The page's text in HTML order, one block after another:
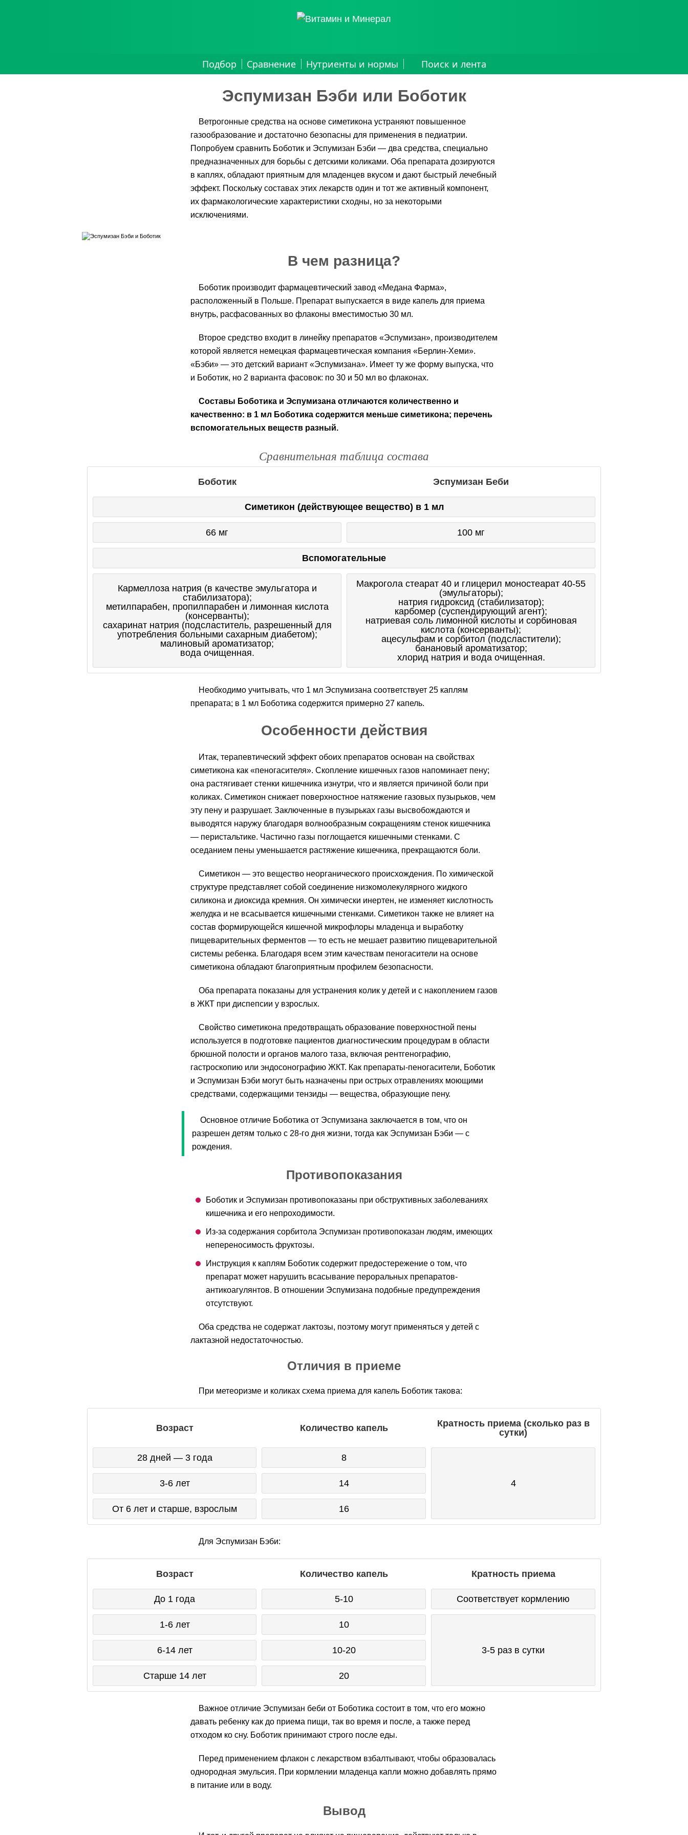
Подбор Сравнение Нутриенты и нормы Поиск и лента
Эспумизан Бэби или Боботик
Ветрогонные средства на основе симетикона устраняют повышенное
газообразование и достаточно безопасны для применения в педиатрии.
Попробуем сравнить Боботик и Эспумизан Бэби — два средства, специально
предназначенных для борьбы с детскими коликами. Оба препарата дозируются
в каплях, обладают приятным для младенцев вкусом и дают быстрый лечебный
эффект. Поскольку составах этих лекарств один и тот же активный компонент,
их фармакологические характеристики сходны, но за некоторыми
исключениями.
В чем разница?
Боботик производит фармацевтический завод «Медана Фарма»,
расположенный в Польше. Препарат выпускается в виде капель для приема
внутрь, расфасованных во флаконы вместимостью 30 мл.
Второе средство входит в линейку препаратов «Эспумизан», производителем
которой является немецкая фармацевтическая компания «Берлин-Хеми».
«Бэби» — это детский вариант «Эспумизана». Имеет ту же форму выпуска, что
и Боботик, но 2 варианта фасовок: по 30 и 50 мл во флаконах.
Составы Боботика и Эспумизана отличаются количественно и
качественно: в 1 мл Боботика содержится меньше симетикона; перечень
вспомогательных веществ разный.
Сравнительная таблица состава
Боботик Эспумизан Беби
Симетикон (действующее вещество) в 1 мл
66 мг 100 мг
Вспомогательные
Кармеллоза натрия (в качестве эмульгатора и
стабилизатора);
метилпарабен, пропилпарабен и лимонная кислота
(консерванты);
сахаринат натрия (подсластитель, разрешенный для
употребления больными сахарным диабетом);
малиновый ароматизатор;
вода очищенная.
Макрогола стеарат 40 и глицерил моностеарат 40-55
(эмульгаторы);
натрия гидроксид (стабилизатор);
карбомер (суспендирующий агент);
натриевая соль лимонной кислоты и сорбиновая
кислота (консерванты);
ацесульфам и сорбитол (подсластители);
банановый ароматизатор;
хлорид натрия и вода очищенная.
Необходимо учитывать, что 1 мл Эспумизана соответствует 25 каплям
препарата; в 1 мл Боботика содержится примерно 27 капель.
Особенности действия
Итак, терапевтический эффект обоих препаратов основан на свойствах
симетикона как «пеногасителя». Скопление кишечных газов напоминает пену;
она растягивает стенки кишечника изнутри, что и является причиной боли при
коликах. Симетикон снижает поверхностное натяжение газовых пузырьков, чем
эту пену и разрушает. Заключенные в пузырьках газы высвобождаются и
выводятся наружу благодаря волнообразным сокращениям стенок кишечника
— перистальтике. Частично газы поглощается кишечными стенками. С
оседанием пены уменьшается растяжение кишечника, прекращаются боли.
Симетикон — это вещество неорганического происхождения. По химической
структуре представляет собой соединение низкомолекулярного жидкого
силикона и диоксида кремния. Он химически инертен, не изменяет кислотность
желудка и не всасывается кишечными стенками. Симетикон также не влияет на
состав формирующейся кишечной микрофлоры младенца и выработку
пищеварительных ферментов — то есть не мешает развитию пищеварительной
системы ребенка. Благодаря всем этим качествам пеногасители на основе
симетикона обладают благоприятным профилем безопасности.
Оба препарата показаны для устранения колик у детей и с накоплением газов
в ЖКТ при диспепсии у взрослых.
Свойство симетикона предотвращать образование поверхностной пены
используется в подготовке пациентов диагностическим процедурам в области
брюшной полости и органов малого таза, включая рентгенографию,
гастроскопию или эндосонографию ЖКТ. Как препараты-пеногасители, Боботик
и Эспумизан Бэби могут быть назначены при острых отравлениях моющими
средствами, содержащими тензиды — вещества, образующие пену.
Основное отличие Боботика от Эспумизана заключается в том, что он
разрешен детям только с 28-го дня жизни, тогда как Эспумизан Бэби — с
рождения.
Противопоказания
Боботик и Эспумизан противопоказаны при обструктивных заболеваниях
кишечника и его непроходимости.
Из-за содержания сорбитола Эспумизан противопоказан людям, имеющих
непереносимость фруктозы.
Инструкция к каплям Боботик содержит предостережение о том, что
препарат может нарушить всасывание пероральных препаратов-
антикоагулянтов. В отношении Эспумизана подобные предупреждения
отсутствуют.
Оба средства не содержат лактозы, поэтому могут применяться у детей с
лактазной недостаточностью.
Отличия в приеме
При метеоризме и коликах схема приема для капель Боботик такова:
Возраст Количество капель
Кратность приема (сколько раз в
сутки)
28 дней — 3 года 8
4
3-6 лет 14
От 6 лет и старше, взрослым 16
Для Эспумизан Бэби:
Возраст Количество капель Кратность приема
До 1 года 5-10 Соответствует кормлению
1-6 лет 10
3-5 раз в сутки
6-14 лет 10-20
Старше 14 лет 20
Важное отличие Эспумизан беби от Боботика состоит в том, что его можно
давать ребенку как до приема пищи, так во время и после, а также перед
отходом ко сну. Боботик принимают строго после еды.
Перед применением флакон с лекарством взбалтывают, чтобы образовалась
однородная эмульсия. При кормлении младенца капли можно добавлять прямо
в питание или в воду.
Вывод